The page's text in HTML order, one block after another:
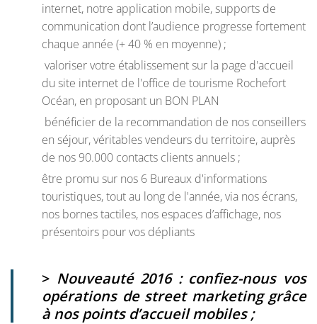
internet, notre application mobile, supports de
communication dont l’audience progresse fortement
chaque année (+ 40 % en moyenne) ;
valoriser votre établissement sur la page d'accueil
du site internet de l'office de tourisme Rochefort
Océan, en proposant un BON PLAN
bénéficier de la recommandation de nos conseillers
en séjour, véritables vendeurs du territoire, auprès
de nos 90.000 contacts clients annuels ;
être promu sur nos 6 Bureaux d'informations
touristiques, tout au long de l'année, via nos écrans,
nos bornes tactiles, nos espaces d’affichage, nos
présentoirs pour vos dépliants
> Nouveauté 2016 : confiez-nous vos
opérations de street marketing grâce
à nos points d’accueil mobiles ;